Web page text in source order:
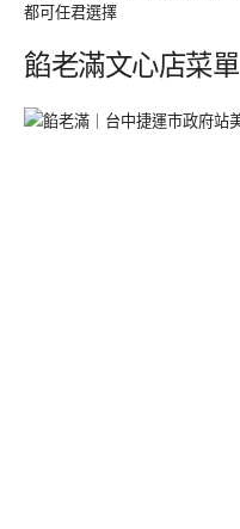
都可任君選擇
餡老滿文心店菜單